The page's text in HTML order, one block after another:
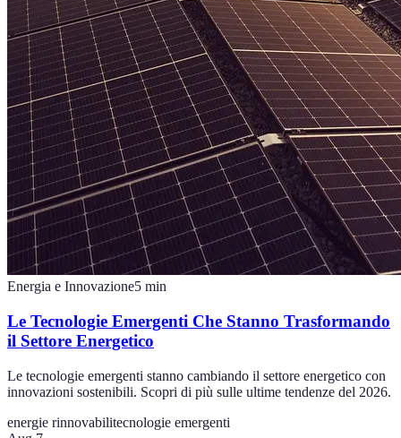
Energia e Innovazione5 min
Le Tecnologie Emergenti Che Stanno Trasformando
il Settore Energetico
Le tecnologie emergenti stanno cambiando il settore energetico con
innovazioni sostenibili. Scopri di più sulle ultime tendenze del 2026.
energie rinnovabilitecnologie emergenti